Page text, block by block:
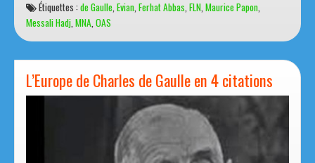
:
Nuit
tragique
à
Paris
Étiquettes :de Gaulle,Evian,Ferhat Abbas,FLN,Maurice Papon,
Messali Hadj,MNA,OAS
L’Europe de Charles de Gaulle en 4 citations